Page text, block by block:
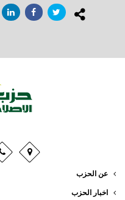
حزب الأقلية
عبود الزمر وليس الفاروق عمر
خارطة الطريقعن الحزب
اخبار الحزب